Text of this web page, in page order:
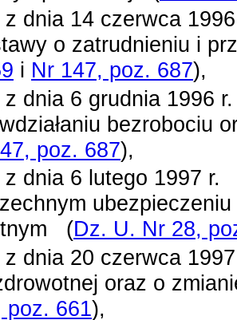
dnia 14 czerwca
o zatrudnieniu i
i Nr 147, poz. 687),
dnia 6 grudnia 1996
bezrobociu
poz. 687),
dnia 6 lutego 1997 r.
ubezpieczeniu
(Dz. U. Nr 28,
dnia 20 czerwca
oraz o
poz. 661),